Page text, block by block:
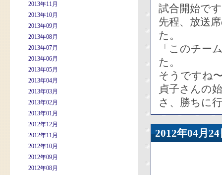
2013年11月
2013年10月
2013年09月
2013年08月
2013年07月
2013年06月
2013年05月
2013年04月
2013年03月
2013年02月
2013年01月
2012年12月
2012年11月
2012年10月
2012年09月
2012年08月
試合開始で
先程、放送
た。
「このチー
た。
そうですね
貞子さんの
さ、勝ちに
2012年04